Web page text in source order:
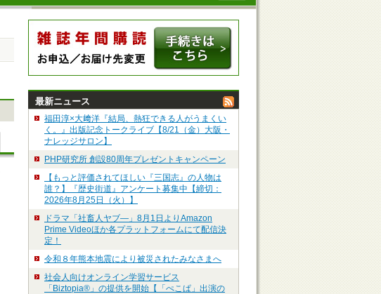
最新ニュース
福田淳×大﨑洋『結局、熱狂できる人がうまくい
く。』出版記念トークライブ【8/21（金）大阪・
ナレッジサロン】
PHP研究所 創設80周年プレゼントキャンペーン
【もっと評価されてほしい『三国志』の人物は
誰？】『歴史街道』アンケート募集中【締切：
2026年8月25日（火）】
ドラマ「社畜人ヤブ―」8月1日よりAmazon
Prime Videoほか各プラットフォームにて配信決
定！
令和８年熊本地震により被災されたみなさまへ
社会人向けオンライン学習サービス
「Biztopia®」の提供を開始【「ぺこぱ」出演の